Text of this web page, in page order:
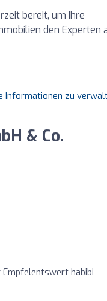
bereit, um Ihre
den Experten
Informationen zu
& Co.
habibi